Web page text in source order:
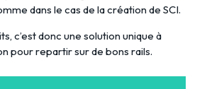
dans le cas de la création de SCI.
c’est donc une solution unique à
pour repartir sur de bons rails.